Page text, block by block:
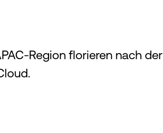
Region florieren nach der